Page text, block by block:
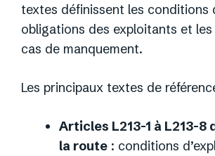
textes définissent les conditions
obligations des exploitants et
cas de manquement.
Les principaux textes de
Articles L213-1 à L213-8
la route : conditions